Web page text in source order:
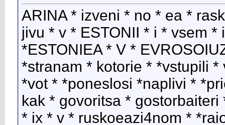
ARINA * izveni * no * ea *
jivu * v * ESTONII * i * vsem
*ESTONIEA * V *
*stranam * kotorie * *vstupili
*vot * *poneslosi *naplivi *
kak * govoritsa *
* ix * v * ruskoeazi4nom *